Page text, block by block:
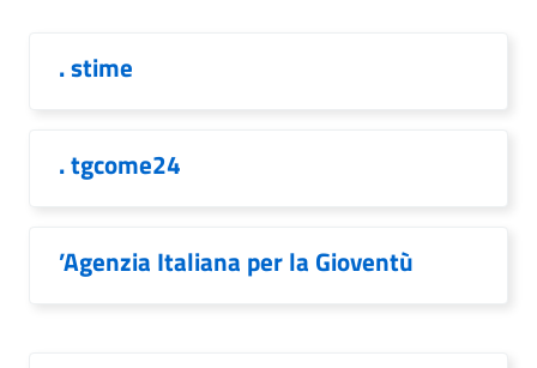
. stime
. tgcome24
’Agenzia Italiana per la Gioventù